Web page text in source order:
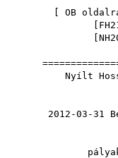
OB
Nyílt
2012-03-31